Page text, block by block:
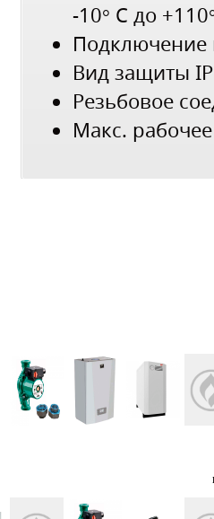
-10° C до
Подключение
Вид защиты
Резьбовое
Макс.